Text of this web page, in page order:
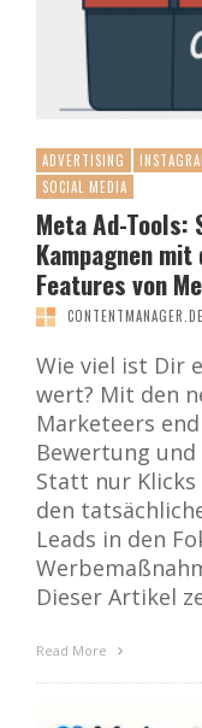
ADVERTISING
SOCIAL MEDIA
Meta Ad-Tools:
Kampagnen mit
Features von
Wie viel ist Dir
wert? Mit den
Marketeers
Bewertung
Statt nur Klicks
den
Leads in den
Dieser Artikel
Read More